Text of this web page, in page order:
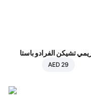
تشيكن الفرادو باستا
AED 29